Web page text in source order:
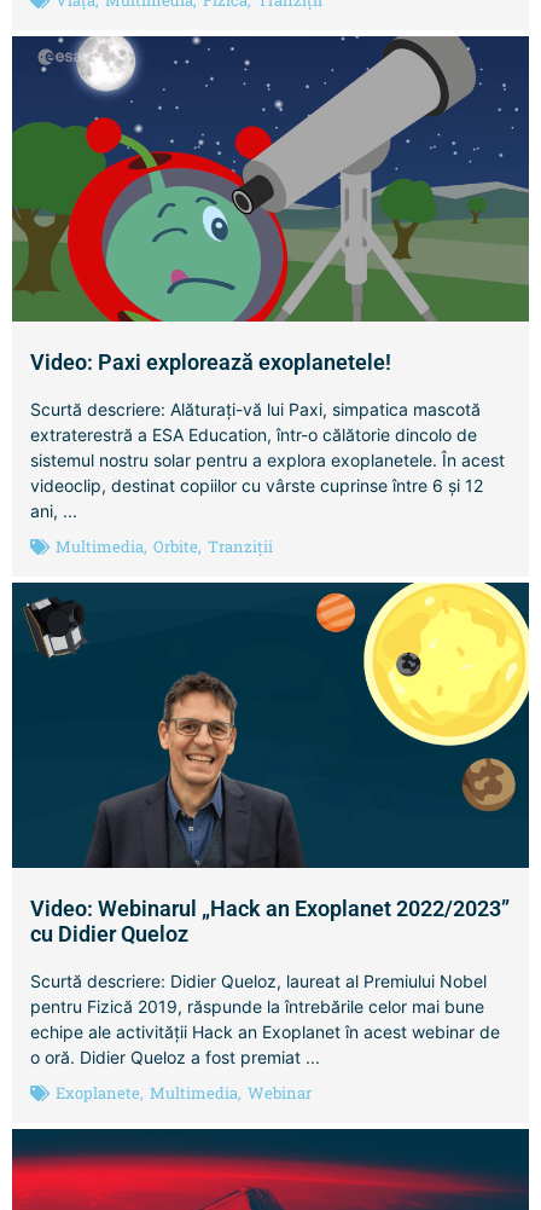
Video: Paxi explorează exoplanetele!
Scurtă descriere: Alăturați-vă lui Paxi, simpatica mascotă
extraterestră a ESA Education, într-o călătorie dincolo de
sistemul nostru solar pentru a explora exoplanetele. În acest
videoclip, destinat copiilor cu vârste cuprinse între 6 și 12
ani, ...
Multimedia, Orbite, Tranziții
Video: Webinarul „Hack an Exoplanet 2022/2023”
cu Didier Queloz
Scurtă descriere: Didier Queloz, laureat al Premiului Nobel
pentru Fizică 2019, răspunde la întrebările celor mai bune
echipe ale activității Hack an Exoplanet în acest webinar de
o oră. Didier Queloz a fost premiat ...
Exoplanete, Multimedia, Webinar